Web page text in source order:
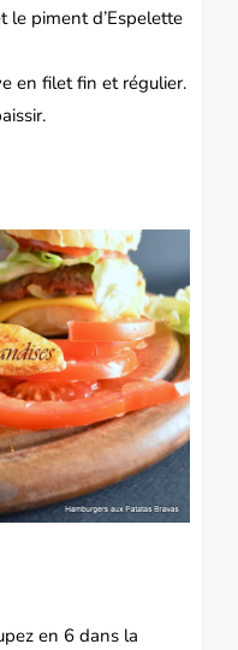
le piment d’Espelette
en filet fin et régulier.
en 6 dans la